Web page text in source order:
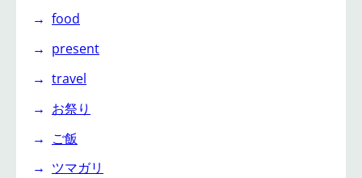
food
present
travel
お祭り
ご飯
ツマガリ